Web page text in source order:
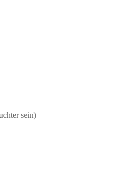
sein)